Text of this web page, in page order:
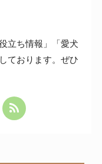
立ち情報」「愛犬
ております。ぜひ